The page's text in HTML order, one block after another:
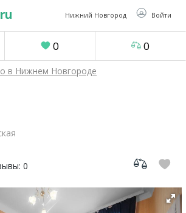
Нижний Новгород Войти
.ru
0 0
в Нижнем Новгороде
0